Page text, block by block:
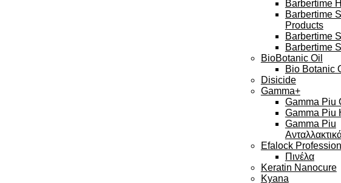
Barbertime
Barbertime
Products
Barbertime
Barbertime
BioBotanic Oil
Bio Botanic
Disicide
Gamma+
Gamma Piu
Gamma Piu
Gamma Piu
Efalock
Πινέλα
Keratin Nanocure
Kyana